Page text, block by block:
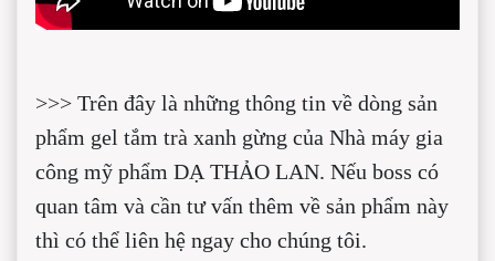
>>> Trên đây là những thông tin về dòng sản
phẩm gel tắm trà xanh gừng của Nhà máy gia
công mỹ phẩm DẠ THẢO LAN. Nếu boss có
quan tâm và cần tư vấn thêm về sản phẩm này
thì có thể liên hệ ngay cho chúng tôi.